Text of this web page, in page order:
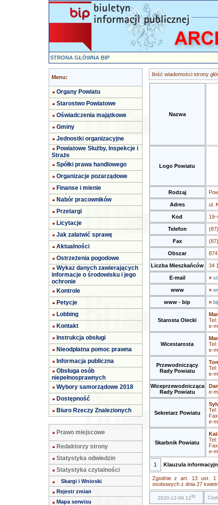
STRONA GŁÓWNA BIP
Menu:
Organy Powiatu
Starostwo Powiatowe
Oświadczenia majątkowe
Gminy
Jednostki organizacyjne
Powiatowe Służby, Inspekcje i
Straże
Spółki prawa handlowego
Organizacje pozarządowe
Finanse i mienie
Nabór pracowników
Przetargi
Licytacje
Jak załatwić sprawę
Aktualności
Ostrzeżenia pogodowe
Wykaz danych zawierających
informacje o środowisku i jego
ochronie
Kontrole
Petycje
Lobbing
Kontakt
Instrukcja obsługi
Nieodpłatna pomoc prawna
Informacja publiczna
Obsługa osób
niepełnosprawnych
Wybory samorządowe 2018
Dostępność
Biuro Rzeczy Znalezionych
Prawo miejscowe
Redaktorzy strony
Statystyka odwiedzin
Statystyka czytalności
Skargi i Wnioski
Rejestr zmian
Mapa serwisu
Ilość wiadomości strony
Nazwa
Logo Powiatu
Rodzaj
Adres ul.
Kod 19-
Telefon
Fax
Obszar
Liczba Mieszkańców 34
E-mail »
www »
www - bip »
Starosta Olecki
e-
Wicestarosta
e-
Przewodniczący
Rady Powiatu
e-
Wiceprzewodnicząca
Rady Powiatu
e-
Sekretarz Powiatu
e-
Skarbnik Powiatu
e-
1 Klauzula
Zgodnie z art. 13 ust. 1
osobowych z dnia 27
2020-12-09 1200